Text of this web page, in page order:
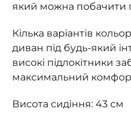
який можна побачити
Кілька варіантів
диван під будь-який
високі підлокітники
максимальний
Висота сидіння: 43 см